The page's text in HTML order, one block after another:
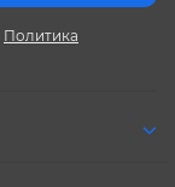
Политика